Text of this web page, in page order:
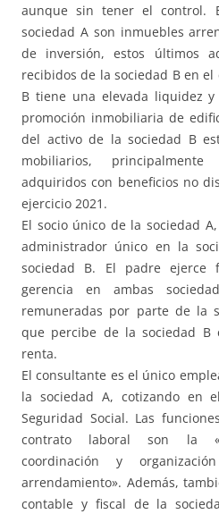
aunque sin tener el control.
sociedad A son inmuebles
de inversión, estos últimos
recibidos de la sociedad B en el
B tiene una elevada liquidez
promoción inmobiliaria de
del activo de la sociedad B
mobiliarios,
adquiridos con beneficios no
ejercicio 2021.
El socio único de la sociedad
administrador único en la
sociedad B. El padre ejerce
gerencia en ambas
remuneradas por parte de la
que percibe de la sociedad
renta.
El consultante es el único
la sociedad A, cotizando en
Seguridad Social. Las
contrato laboral son la
coordinación y
arrendamiento». Además,
contable y fiscal de la